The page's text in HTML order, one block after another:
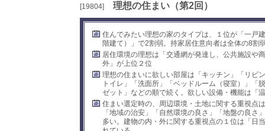
[19804] 理想の住まい（第2回）
住んでみたい理想の家のタイプは、１位が「一戸
階建て）」で2割弱。持家居住意向者は全体の8割
居住環境の理想は「交通網が発達し、公共施設や
外」が上位２位
理想の住まいに欲しい部屋は「キッチン」「リビ
トイレ」「洗面所」「ベッドルーム（寝室）」「
ゼット」などの順で続く。欲しい設備・機能は「
住まい選定時の、周辺環境・土地に関する重視点
「地域の治安」「自然環境の良さ」「地盤の良
多い。建物の内・外に関する重視点の１位は「日